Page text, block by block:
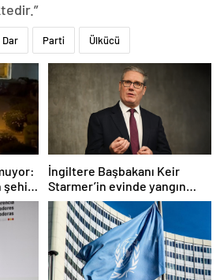
Dar Parti Ülkücü
şehir
İngiltere Başbakanı Keir
Starmer’in evinde yangın
çıktı